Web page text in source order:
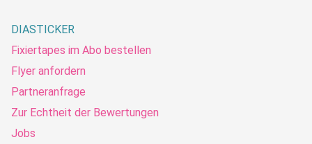
DIASTICKER
Fixiertapes im Abo bestellen
Flyer anfordern
Partneranfrage
Zur Echtheit der Bewertungen
Jobs